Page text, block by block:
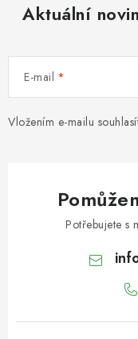
DÁRKOVÉ POUKAZY
OŘECHY NATURAL /
OŘECHY NATURAL /
CELÉ NATURAL
OŘECHY NATURAL /
PODZEMNICE
Aktuální
E-mail
Vložením e-mailu
Potřebujete s